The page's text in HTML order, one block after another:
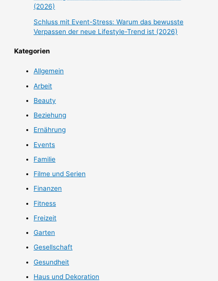
(2026)
Schluss mit Event-Stress: Warum das bewusste
Verpassen der neue Lifestyle-Trend ist (2026)
Kategorien
Allgemein
Arbeit
Beauty
Beziehung
Ernährung
Events
Familie
Filme und Serien
Finanzen
Fitness
Freizeit
Garten
Gesellschaft
Gesundheit
Haus und Dekoration